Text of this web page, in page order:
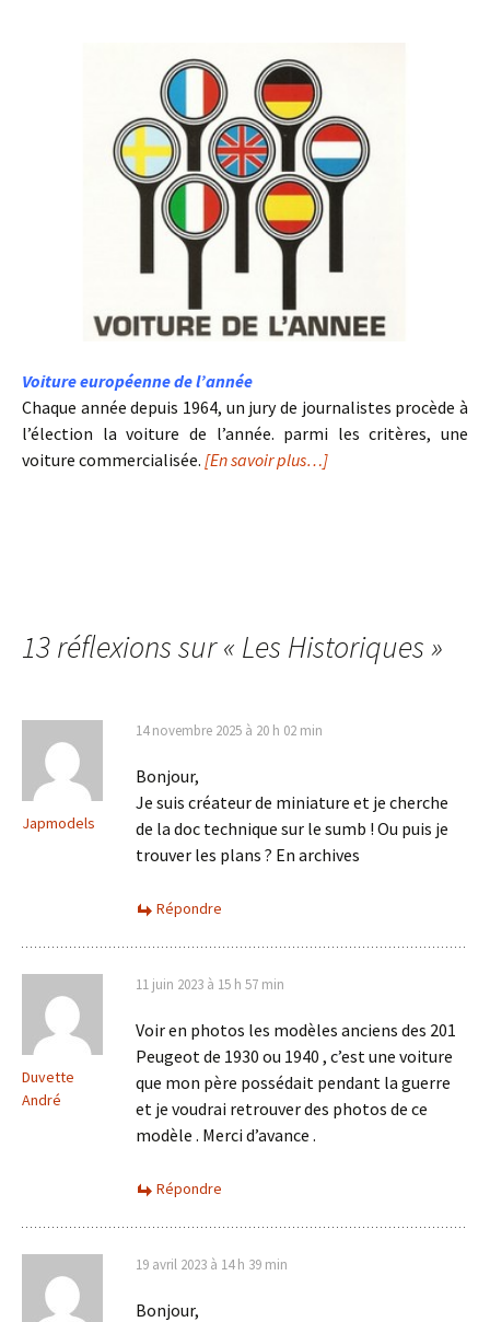
Voiture européenne de l’année
Chaque année depuis 1964, un jury de journalistes procède à
l’élection la voiture de l’année. parmi les critères, une
voiture commercialisée. [En savoir plus…]
13 réflexions sur « Les Historiques»
Japmodels
14 novembre 2025 à 20 h 02 min
Bonjour,
Je suis créateur de miniature et je cherche
de la doc technique sur le sumb ! Ou puis je
trouver les plans ? En archives
Répondre
Duvette
André
11 juin 2023 à 15 h 57 min
Voir en photos les modèles anciens des 201
Peugeot de 1930 ou 1940 , c’est une voiture
que mon père possédait pendant la guerre
et je voudrai retrouver des photos de ce
modèle . Merci d’avance .
Répondre
19 avril 2023 à 14 h 39 min
Bonjour,